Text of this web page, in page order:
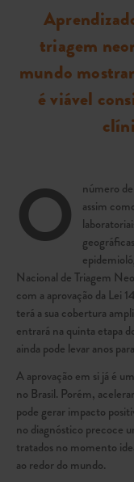
triagem
mundo
é viável
O número
assim
Nacional de Triagem
com a aprovação da Lei
terá a sua cobertura
entrará na quinta etapa
ainda pode levar anos
A aprovação em si já é
no Brasil. Porém,
pode gerar impacto
no diagnóstico precoce
tratados no momento
ao redor do mundo.